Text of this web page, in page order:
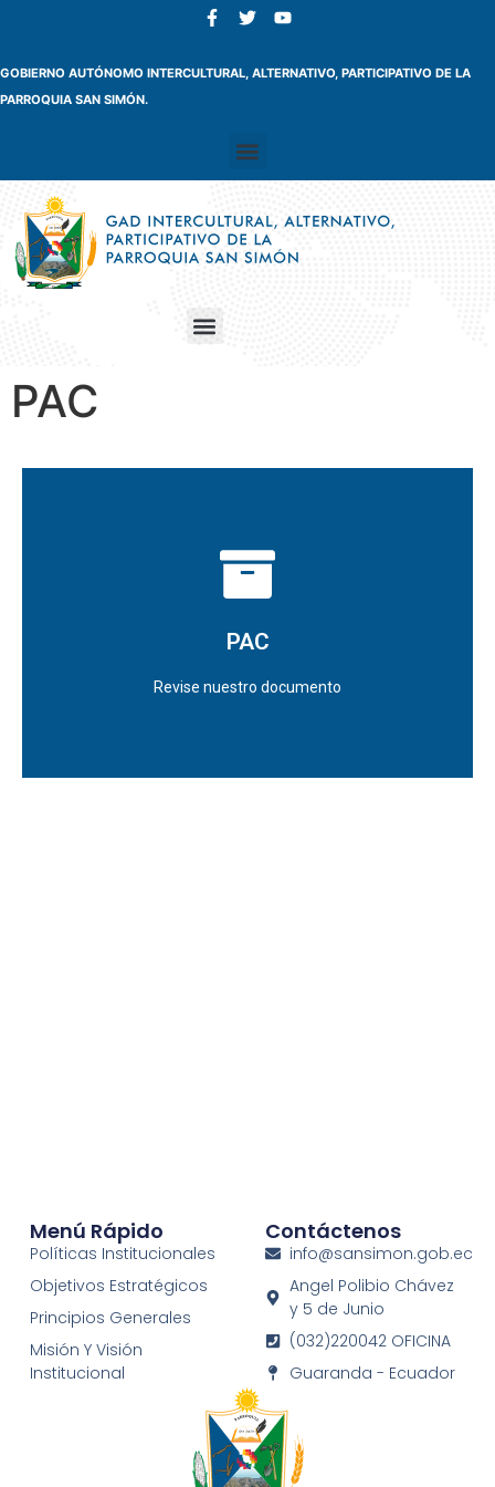
GOBIERNO AUTÓNOMO INTERCULTURAL, ALTERNATIVO, PARTICIPATIVO DE LA
PARROQUIA SAN SIMÓN.
PAC
PAC
Revise nuestro documento
2025
PAC
Haz clic aquí
Menú Rápido
Políticas Institucionales
Objetivos Estratégicos
Principios Generales
Misión Y Visión
Institucional
Contáctenos
info@sansimon.gob.ec
Angel Polibio Chávez
y 5 de Junio
(032)220042 OFICINA
Guaranda - Ecuador